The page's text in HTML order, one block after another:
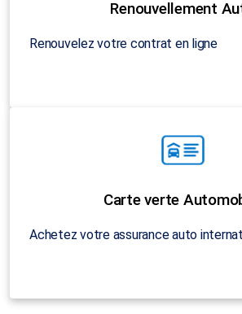
Renouvellement
Renouvelez votre contrat en ligne
Carte verte
Achetez votre assurance auto